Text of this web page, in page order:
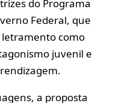
do Programa
Federal, que
letramento como
juvenil e
a proposta